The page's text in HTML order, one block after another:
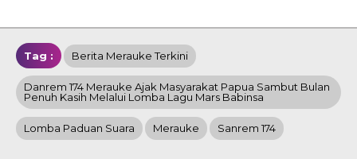
Tag : Berita Merauke Terkini
Danrem 174 Merauke Ajak Masyarakat Papua Sambut Bulan
Penuh Kasih Melalui Lomba Lagu Mars Babinsa
Lomba Paduan Suara Merauke Sanrem 174